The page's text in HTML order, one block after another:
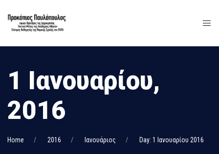
1 Ιανουαρίου,
2016
Home 2016 Ιανουάριος Day: 1 Ιανουαρίου 2016